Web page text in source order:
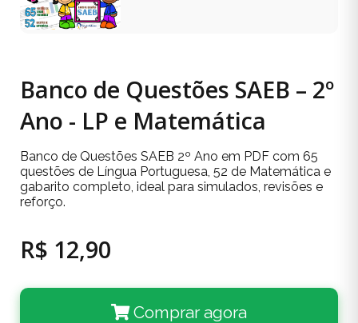
Banco de Questões SAEB – 2º
Ano - LP e Matemática
Banco de Questões SAEB 2º Ano em PDF com 65
questões de Língua Portuguesa, 52 de Matemática e
gabarito completo, ideal para simulados, revisões e
reforço.
R$ 12,90
Comprar agora